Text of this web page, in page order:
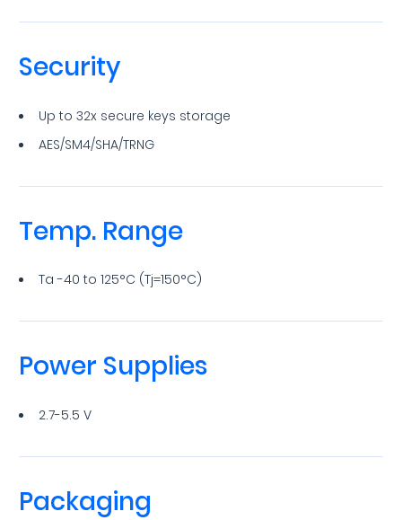
Security
Up to 32x secure keys storage
AES/SM4/SHA/TRNG
Temp. Range
Ta -40 to 125°C (Tj=150°C)
Power Supplies
2.7-5.5 V
Packaging